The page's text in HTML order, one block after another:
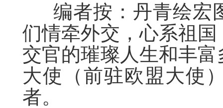
编者按：丹青绘宏
们情牵外交，心系祖国
交官的璀璨人生和丰富
大使（前驻欧盟大使
者。